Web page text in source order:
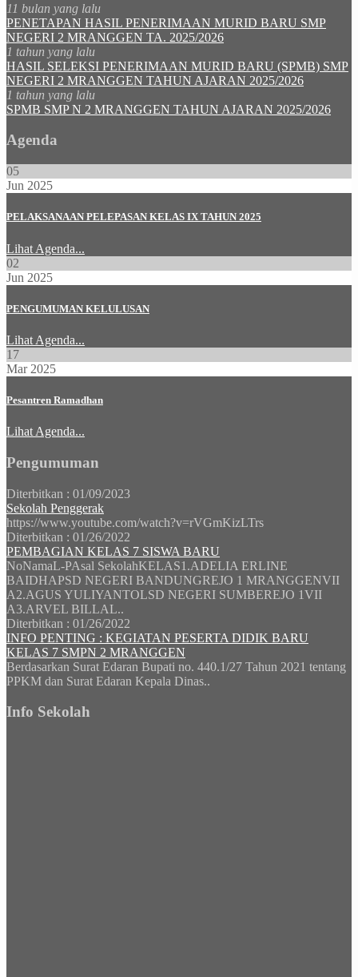
11 bulan yang lalu
PENETAPAN HASIL PENERIMAAN MURID BARU SMP
NEGERI 2 MRANGGEN TA. 2025/2026
1 tahun yang lalu
HASIL SELEKSI PENERIMAAN MURID BARU (SPMB) SMP
NEGERI 2 MRANGGEN TAHUN AJARAN 2025/2026
1 tahun yang lalu
SPMB SMP N 2 MRANGGEN TAHUN AJARAN 2025/2026
Agenda
05
Jun 2025
PELAKSANAAN PELEPASAN KELAS IX TAHUN 2025
Lihat Agenda...
02
Jun 2025
PENGUMUMAN KELULUSAN
Lihat Agenda...
17
Mar 2025
Pesantren Ramadhan
Lihat Agenda...
Pengumuman
Diterbitkan : 01/09/2023
Sekolah Penggerak
https://www.youtube.com/watch?v=rVGmKizLTrs
Diterbitkan : 01/26/2022
PEMBAGIAN KELAS 7 SISWA BARU
NoNamaL-PAsal SekolahKELAS1.ADELIA ERLINE
BAIDHAPSD NEGERI BANDUNGREJO 1 MRANGGENVII
A2.AGUS YULIYANTOLSD NEGERI SUMBEREJO 1VII
A3.ARVEL BILLAL..
Diterbitkan : 01/26/2022
INFO PENTING : KEGIATAN PESERTA DIDIK BARU
KELAS 7 SMPN 2 MRANGGEN
Berdasarkan Surat Edaran Bupati no. 440.1/27 Tahun 2021 tentang
PPKM dan Surat Edaran Kepala Dinas..
Info Sekolah